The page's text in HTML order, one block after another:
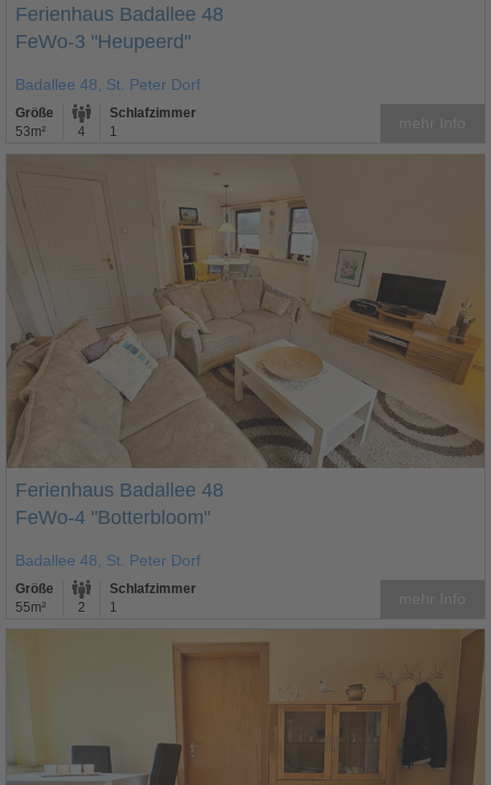
Ferienhaus Badallee 48
FeWo-3 "Heupeerd"
Badallee 48, St. Peter Dorf
Größe
53m²
4
Schlafzimmer
1
Ferienhaus Badallee 48
FeWo-4 "Botterbloom"
Badallee 48, St. Peter Dorf
Größe
55m²
2
Schlafzimmer
1